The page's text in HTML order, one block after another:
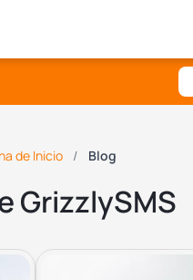
de Inicio Blog
GrizzlySMS